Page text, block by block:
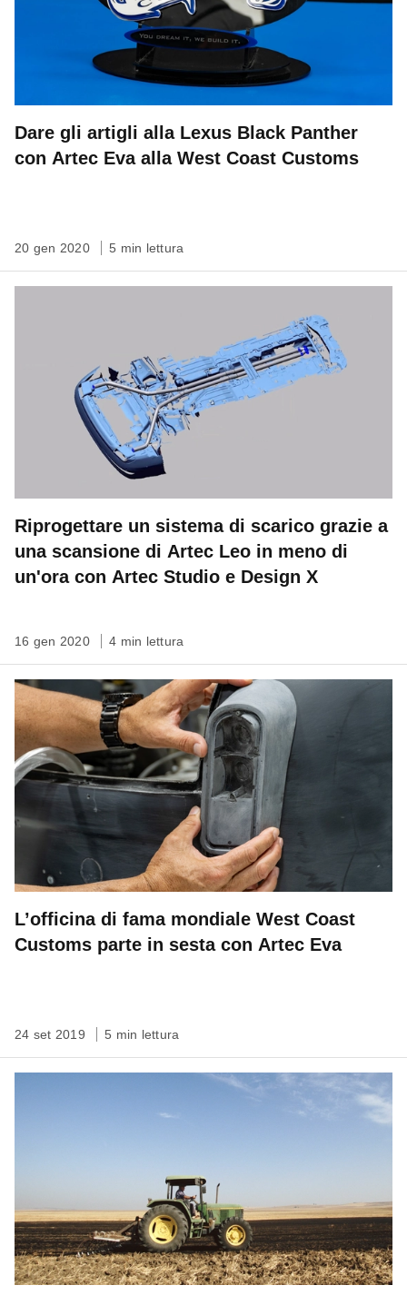
Dare gli artigli alla Lexus Black Panther
con Artec Eva alla West Coast Customs
20 gen 2020 5 min lettura
Riprogettare un sistema di scarico grazie a
una scansione di Artec Leo in meno di
un'ora con Artec Studio e Design X
16 gen 2020 4 min lettura
L’officina di fama mondiale West Coast
Customs parte in sesta con Artec Eva
24 set 2019 5 min lettura